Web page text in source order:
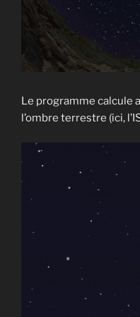
Le programme calcule
l’ombre terrestre (ici,